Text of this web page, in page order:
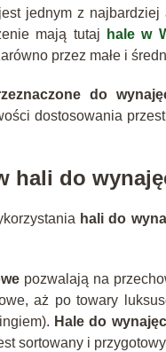
jednym z
mają tutaj
hale w
przez małe i
do
dostosowania
hali do
hali do
pozwalają na
aż po towary
Hale do
sortowany i